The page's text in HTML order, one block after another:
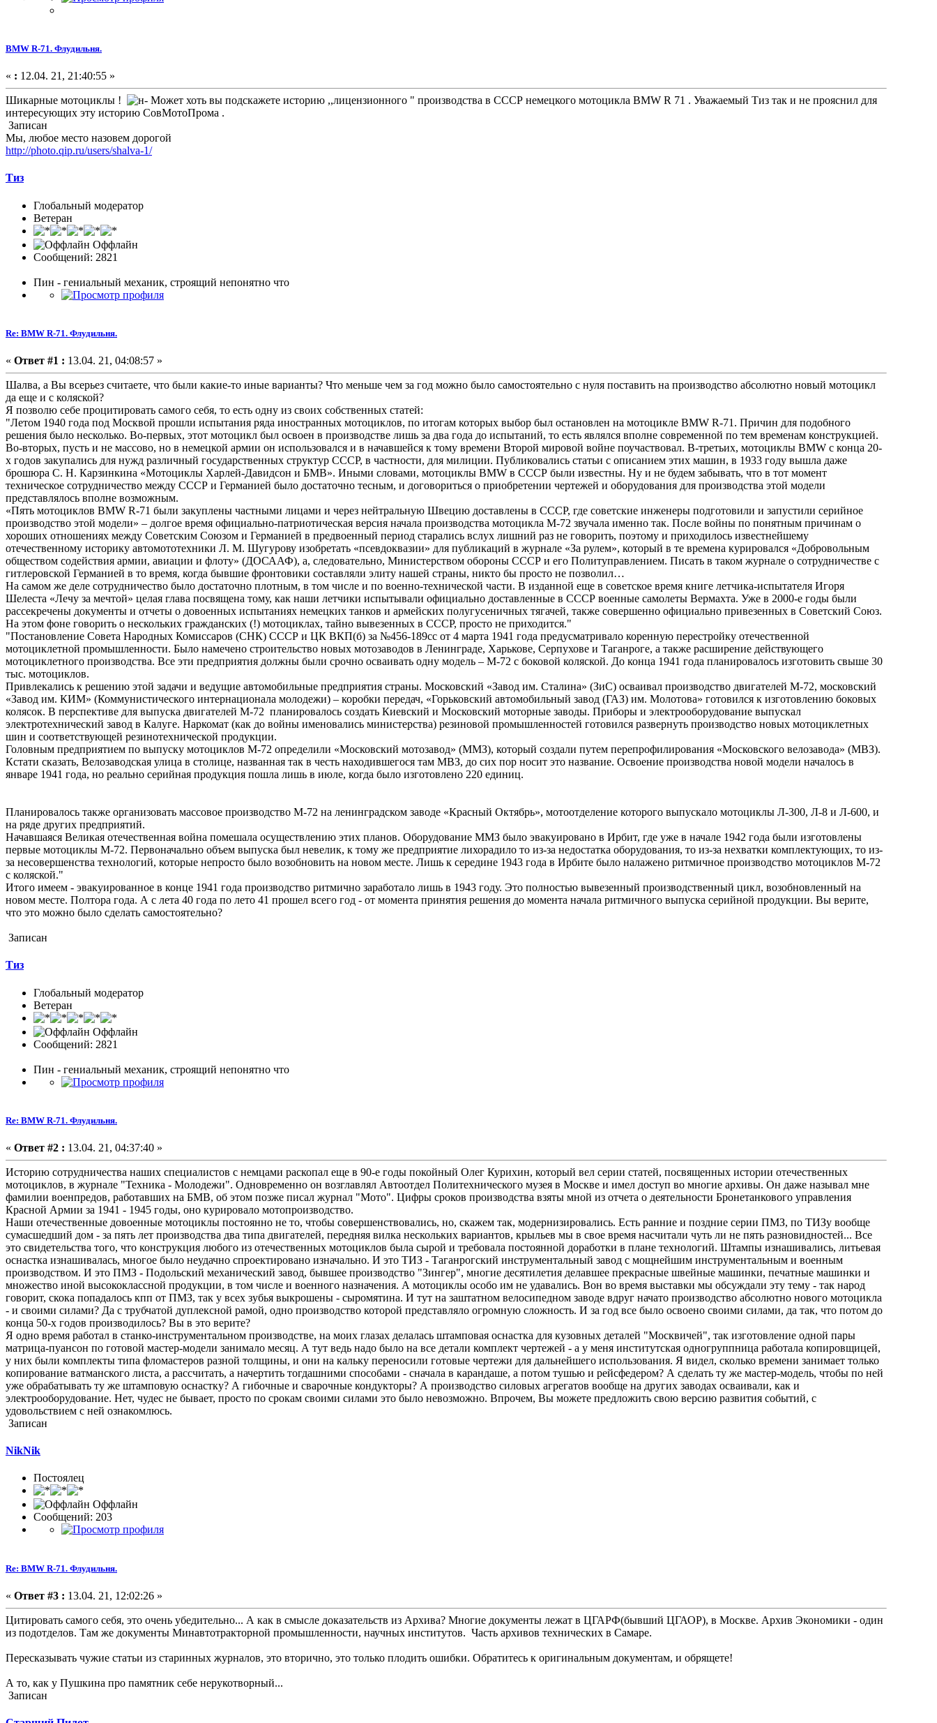
BMW R-71. Флудильня.
« : 12.04. 21, 21:40:55 »
Шикарные мотоциклы !
Может хоть вы подскажете историю ,,лицензионного " производства в СССР немецкого мотоцикла BMW R 71 . Уважаемый Тиз так и не прояснил для
интересующих эту историю СовМотоПрома .
Записан
Мы, любое место назовем дорогой
http://photo.qip.ru/users/shalva-1/
Тиз
Глобальный модератор
Ветеран
Оффлайн
Сообщений: 2821
Пин - гениальный механик, строящий непонятно что
Re: BMW R-71. Флудильня.
« Ответ #1 : 13.04. 21, 04:08:57 »
Шалва, а Вы всерьез считаете, что были какие-то иные варианты? Что меньше чем за год можно было самостоятельно с нуля поставить на производство абсолютно новый мотоцикл
да еще и с коляской?
Я позволю себе процитировать самого себя, то есть одну из своих собственных статей:
"Летом 1940 года под Москвой прошли испытания ряда иностранных мотоциклов, по итогам которых выбор был остановлен на мотоцикле ВМW R-71. Причин для подобного
решения было несколько. Во-первых, этот мотоцикл был освоен в производстве лишь за два года до испытаний, то есть являлся вполне современной по тем временам конструкцией.
Во-вторых, пусть и не массово, но в немецкой армии он использовался и в начавшейся к тому времени Второй мировой войне поучаствовал. В-третьих, мотоциклы ВМW с конца 20-
х годов закупались для нужд различный государственных структур СССР, в частности, для милиции. Публиковались статьи с описанием этих машин, в 1933 году вышла даже
брошюра С. Н. Карзинкина «Мотоциклы Харлей-Давидсон и БМВ». Иными словами, мотоциклы ВМW в СССР были известны. Ну и не будем забывать, что в тот момент
техническое сотрудничество между СССР и Германией было достаточно тесным, и договориться о приобретении чертежей и оборудования для производства этой модели
представлялось вполне возможным.
«Пять мотоциклов ВМW R-71 были закуплены частными лицами и через нейтральную Швецию доставлены в СССР, где советские инженеры подготовили и запустили серийное
производство этой модели» – долгое время официально-патриотическая версия начала производства мотоцикла М-72 звучала именно так. После войны по понятным причинам о
хороших отношениях между Советским Союзом и Германией в предвоенный период старались вслух лишний раз не говорить, поэтому и приходилось известнейшему
отечественному историку автомототехники Л. М. Шугурову изобретать «псевдоквазии» для публикаций в журнале «За рулем», который в те времена курировался «Добровольным
обществом содействия армии, авиации и флоту» (ДОСААФ), а, следовательно, Министерством обороны СССР и его Политуправлением. Писать в таком журнале о сотрудничестве с
гитлеровской Германией в то время, когда бывшие фронтовики составляли элиту нашей страны, никто бы просто не позволил…
На самом же деле сотрудничество было достаточно плотным, в том числе и по военно-технической части. В изданной еще в советское время книге летчика-испытателя Игоря
Шелеста «Лечу за мечтой» целая глава посвящена тому, как наши летчики испытывали официально доставленные в СССР военные самолеты Вермахта. Уже в 2000-е годы были
рассекречены документы и отчеты о довоенных испытаниях немецких танков и армейских полугусеничных тягачей, также совершенно официально привезенных в Советский Союз.
На этом фоне говорить о нескольких гражданских (!) мотоциклах, тайно вывезенных в СССР, просто не приходится."
"Постановление Совета Народных Комиссаров (СНК) СССР и ЦК ВКП(б) за №456-189сс от 4 марта 1941 года предусматривало коренную перестройку отечественной
мотоциклетной промышленности. Было намечено строительство новых мотозаводов в Ленинграде, Харькове, Серпухове и Таганроге, а также расширение действующего
мотоциклетного производства. Все эти предприятия должны были срочно осваивать одну модель – М-72 с боковой коляской. До конца 1941 года планировалось изготовить свыше 30
тыс. мотоциклов.
Привлекались к решению этой задачи и ведущие автомобильные предприятия страны. Московский «Завод им. Сталина» (ЗиС) осваивал производство двигателей М-72, московский
«Завод им. КИМ» (Коммунистического интернационала молодежи) – коробки передач, «Горьковский автомобильный завод (ГАЗ) им. Молотова» готовился к изготовлению боковых
колясок. В перспективе для выпуска двигателей М-72 планировалось создать Киевский и Московский моторные заводы. Приборы и электрооборудование выпускал
электротехнический завод в Калуге. Наркомат (как до войны именовались министерства) резиновой промышленностей готовился развернуть производство новых мотоциклетных
шин и соответствующей резинотехнической продукции.
Головным предприятием по выпуску мотоциклов М-72 определили «Московский мотозавод» (ММЗ), который создали путем перепрофилирования «Московского велозавода» (МВЗ).
Кстати сказать, Велозаводская улица в столице, названная так в честь находившегося там МВЗ, до сих пор носит это название. Освоение производства новой модели началось в
январе 1941 года, но реально серийная продукция пошла лишь в июле, когда было изготовлено 220 единиц.
Планировалось также организовать массовое производство М-72 на ленинградском заводе «Красный Октябрь», мотоотделение которого выпускало мотоциклы Л-300, Л-8 и Л-600, и
на ряде других предприятий.
Начавшаяся Великая отечественная война помешала осуществлению этих планов. Оборудование ММЗ было эвакуировано в Ирбит, где уже в начале 1942 года были изготовлены
первые мотоциклы М-72. Первоначально объем выпуска был невелик, к тому же предприятие лихорадило то из-за недостатка оборудования, то из-за нехватки комплектующих, то из-
за несовершенства технологий, которые непросто было возобновить на новом месте. Лишь к середине 1943 года в Ирбите было налажено ритмичное производство мотоциклов М-72
с коляской."
Итого имеем - эвакуированное в конце 1941 года производство ритмично заработало лишь в 1943 году. Это полностью вывезенный производственный цикл, возобновленный на
новом месте. Полтора года. А с лета 40 года по лето 41 прошел всего год - от момента принятия решения до момента начала ритмичного выпуска серийной продукции. Вы верите,
что это можно было сделать самостоятельно?
Записан
Тиз
Глобальный модератор
Ветеран
Оффлайн
Сообщений: 2821
Пин - гениальный механик, строящий непонятно что
Re: BMW R-71. Флудильня.
« Ответ #2 : 13.04. 21, 04:37:40 »
Историю сотрудничества наших специалистов с немцами раскопал еще в 90-е годы покойный Олег Курихин, который вел серии статей, посвященных истории отечественных
мотоциклов, в журнале "Техника - Молодежи". Одновременно он возглавлял Автоотдел Политехнического музея в Москве и имел доступ во многие архивы. Он даже называл мне
фамилии военпредов, работавших на БМВ, об этом позже писал журнал "Мото". Цифры сроков производства взяты мной из отчета о деятельности Бронетанкового управления
Красной Армии за 1941 - 1945 годы, оно курировало мотопроизводство.
Наши отечественные довоенные мотоциклы постоянно не то, чтобы совершенствовались, но, скажем так, модернизировались. Есть ранние и поздние серии ПМЗ, по ТИЗу вообще
сумасшедший дом - за пять лет производства два типа двигателей, передняя вилка нескольких вариантов, крыльев мы в свое время насчитали чуть ли не пять разновидностей... Все
это свидетельства того, что конструкция любого из отечественных мотоциклов была сырой и требовала постоянной доработки в плане технологий. Штампы изнашивались, литьевая
оснастка изнашивалась, многое было неудачно спроектировано изначально. И это ТИЗ - Таганрогский инструментальный завод с мощнейшим инструментальным и военным
производством. И это ПМЗ - Подольский механический завод, бывшее производство "Зингер", многие десятилетия делавшее прекрасные швейные машинки, печатные машинки и
множество иной высококлассной продукции, в том числе и военного назначения. А мотоциклы особо им не удавались. Вон во время выставки мы обсуждали эту тему - так народ
говорит, скока попадалось кпп от ПМЗ, так у всех зубья выкрошены - сыромятина. И тут на заштатном велосипедном заводе вдруг начато производство абсолютно нового мотоцикла
- и своими силами? Да с трубчатой дуплексной рамой, одно производство которой представляло огромную сложность. И за год все было освоено своими силами, да так, что потом до
конца 50-х годов производилось? Вы в это верите?
Я одно время работал в станко-инструментальном производстве, на моих глазах делалась штамповая оснастка для кузовных деталей "Москвичей", так изготовление одной пары
матрица-пуансон по готовой мастер-модели занимало месяц. А тут ведь надо было на все детали комплект чертежей - а у меня институтская одногруппница работала копировщицей,
у них были комплекты типа фломастеров разной толщины, и они на кальку переносили готовые чертежи для дальнейшего использования. Я видел, сколько времени занимает только
копирование ватманского листа, а рассчитать, а начертить тогдашними способами - сначала в карандаше, а потом тушью и рейсфедером? А сделать ту же мастер-модель, чтобы по ней
уже обрабатывать ту же штамповую оснастку? А гибочные и сварочные кондукторы? А производство силовых агрегатов вообще на других заводах осваивали, как и
электрооборудование. Нет, чудес не бывает, просто по срокам своими силами это было невозможно. Впрочем, Вы можете предложить свою версию развития событий, с
удовольствием с ней ознакомлюсь.
Записан
NikNik
Постоялец
Оффлайн
Сообщений: 203
Re: BMW R-71. Флудильня.
« Ответ #3 : 13.04. 21, 12:02:26 »
Цитировать самого себя, это очень убедительно... А как в смысле доказательств из Архива? Многие документы лежат в ЦГАРФ(бывший ЦГАОР), в Москве. Архив Экономики - один
из подотделов. Там же документы Минавтотракторной промышленности, научных институтов. Часть архивов технических в Самаре.
Пересказывать чужие статьи из старинных журналов, это вторично, это только плодить ошибки. Обратитесь к оригинальным документам, и обрящете!
А то, как у Пушкина про памятник себе нерукотворный...
Записан